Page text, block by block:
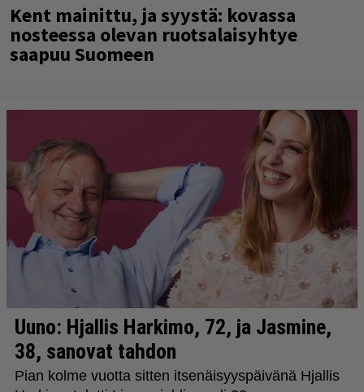
Kent mainittu, ja syystä: kovassa
nosteessa olevan ruotsalaisyhtye
saapuu Suomeen